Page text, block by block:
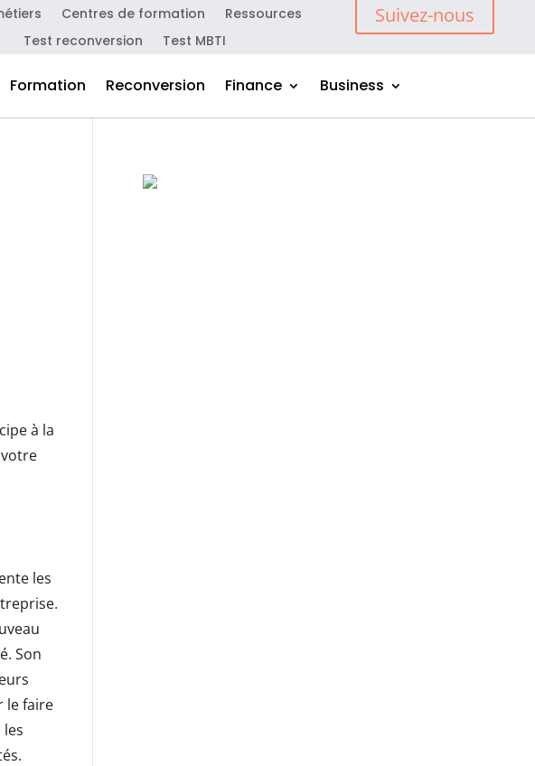
Centres de formation
Ressources
Test reconversion
Test MBTI
Suivez-nous
Formation Reconversion Finance Business
à la
les
Son
le faire